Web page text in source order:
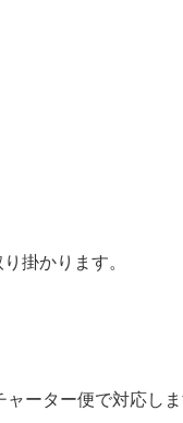
掛かります。
ャーター便で対応し